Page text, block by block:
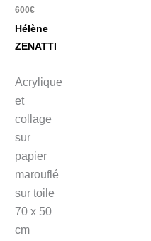
600€
Hélène
ZENATTI
Acrylique
et
collage
sur
papier
marouflé
sur toile
70 x 50
cm